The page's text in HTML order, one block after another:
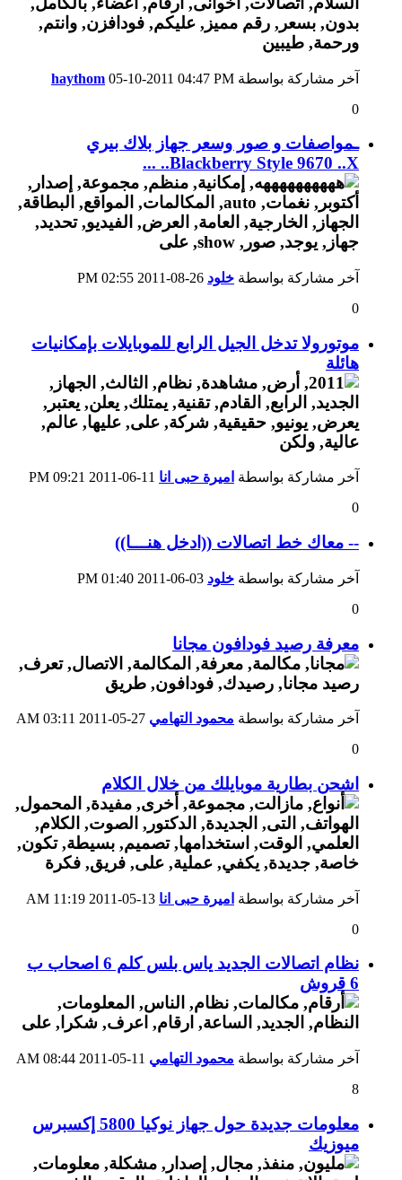
آخر مشاركة بواسطة haythom 05-10-2011 04:47 PM
0
ـمواصفات و صور وسعر جهاز بلاك بيري
Blackberry Style 9670 ..X.. ...
آخر مشاركة بواسطة خلود
02:55 PM
0
موتورولا تدخل الجيل الرابع للموبايلات بإمكانيات
هائلة
آخر مشاركة بواسطة اميرة حبى انا
09:21 PM
0
-- معاك خط اتصالات ((ادخل هنـــا))
آخر مشاركة بواسطة خلود
01:40 PM
0
معرفة رصيد فودافون مجانا
آخر مشاركة بواسطة محمود التهامي
03:11 AM
0
اشحن بطارية موبايلك من خلال الكلام
آخر مشاركة بواسطة اميرة حبى انا
11:19 AM
0
نظام اتصالات الجديد ياس بلس كلم 6 اصحاب ب
6 قروش
آخر مشاركة بواسطة محمود التهامي
08:44 AM
8
معلومات جديدة حول جهاز نوكيا 5800 إكسبرس
ميوزيك